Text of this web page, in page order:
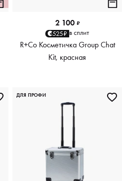
2 100 ₽
525₽ в сплит
R+Co Косметичка Group Chat
Kit, красная
ДЛЯ ПРОФИ